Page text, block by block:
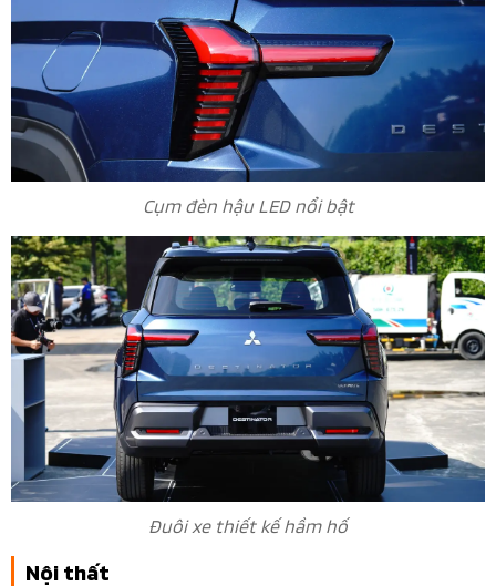
Cụm đèn hậu LED nổi bật
Đuôi xe thiết kế hầm hố
Nội thất